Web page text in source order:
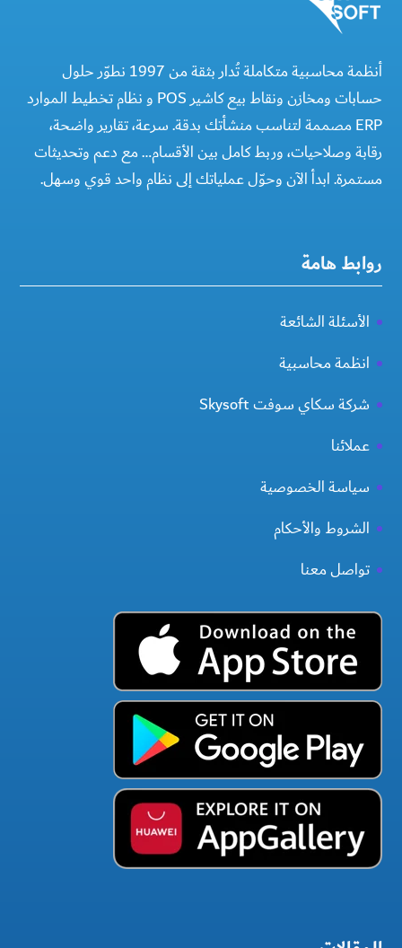
أنظمة محاسبية متكاملة تُدار بثقة من 1997 نطوّر حلول
حسابات ومخازن ونقاط بيع كاشير POS و نظام تخطيط الموارد
ERP مصممة لتناسب منشأتك بدقة. سرعة، تقارير واضحة،
رقابة وصلاحيات، وربط كامل بين الأقسام… مع دعم وتحديثات
مستمرة. ابدأ الآن وحوّل عملياتك إلى نظام واحد قوي وسهل.
روابط هامة
الأسئلة الشائعة
انظمة محاسبية
شركة سكاي سوفت Skysoft
عملائنا
سياسة الخصوصية
الشروط والأحكام
تواصل معنا